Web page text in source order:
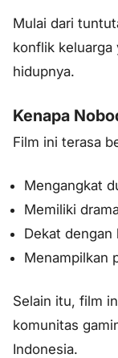
Mulai dari
konflik keluarga
hidupnya.
Kenapa
Film ini terasa
Mengangkat
Memiliki
Dekat dengan
Menampilkan
Selain itu, film
komunitas
Indonesia.